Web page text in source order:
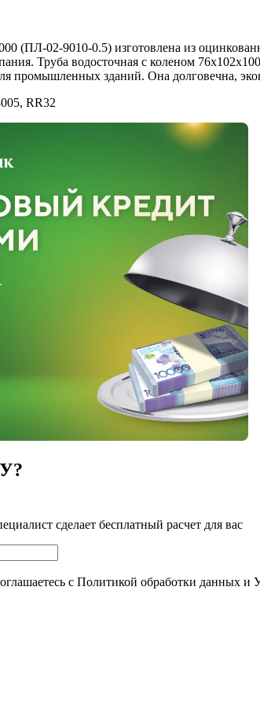
(ПЛ-02-9010-0.5) изготовлена из
Труба водосточная с коленом
промышленных зданий. Она долговечна,
RR32
сделает бесплатный расчет для вас
с Политикой обработки данных и